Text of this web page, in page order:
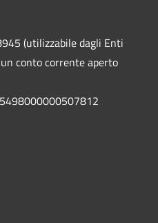
(utilizzabile dagli Enti
conto corrente aperto